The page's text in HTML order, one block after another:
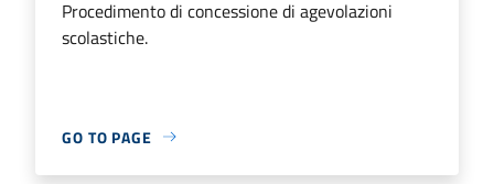
Procedimento di concessione di agevolazioni
scolastiche.
GO TO PAGE